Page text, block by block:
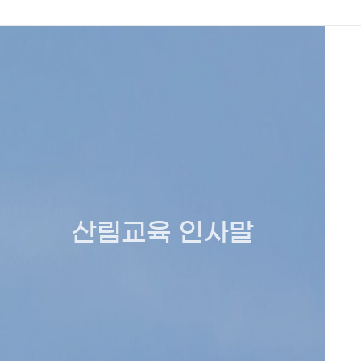
산림교육 인사말